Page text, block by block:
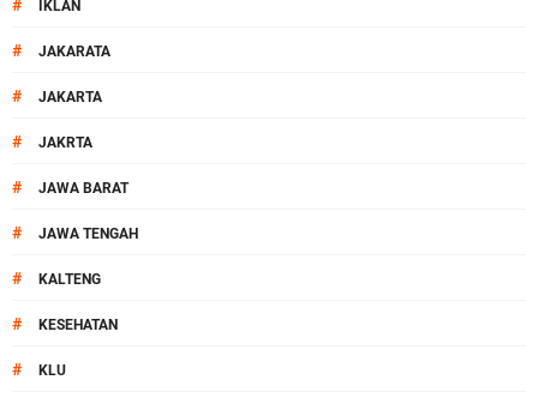
# IKLAN
# JAKARATA
# JAKARTA
# JAKRTA
# JAWA BARAT
# JAWA TENGAH
# KALTENG
# KESEHATAN
# KLU